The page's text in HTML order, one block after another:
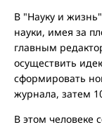
В "Науку и
науки, имея за
главным
осуществить
сформировать
журнала, затем
В этом человеке